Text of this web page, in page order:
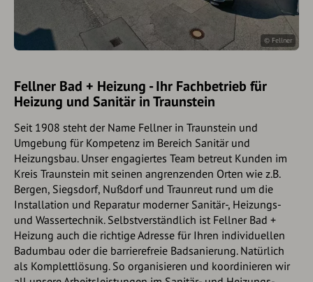
© Fellner
Fellner Bad + Heizung - Ihr Fachbetrieb für
Heizung und Sanitär in Traunstein
Seit 1908 steht der Name Fellner in Traunstein und
Umgebung für Kompetenz im Bereich Sanitär und
Heizungsbau. Unser engagiertes Team betreut Kunden im
Kreis Traunstein mit seinen angrenzenden Orten wie z.B.
Bergen, Siegsdorf, Nußdorf und Traunreut rund um die
Installation und Reparatur moderner Sanitär-, Heizungs-
und Wassertechnik. Selbstverständlich ist Fellner Bad +
Heizung auch die richtige Adresse für Ihren individuellen
Badumbau oder die barrierefreie Badsanierung. Natürlich
als Komplettlösung. So organisieren und koordinieren wir